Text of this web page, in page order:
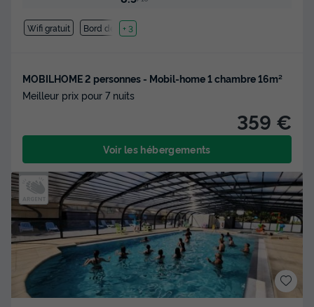
Wifi gratuit Bord de mer
+ 3
MOBILHOME 2 personnes - Mobil-home 1 chambre 16m²
Meilleur prix pour 7 nuits
359 €
Voir les hébergements